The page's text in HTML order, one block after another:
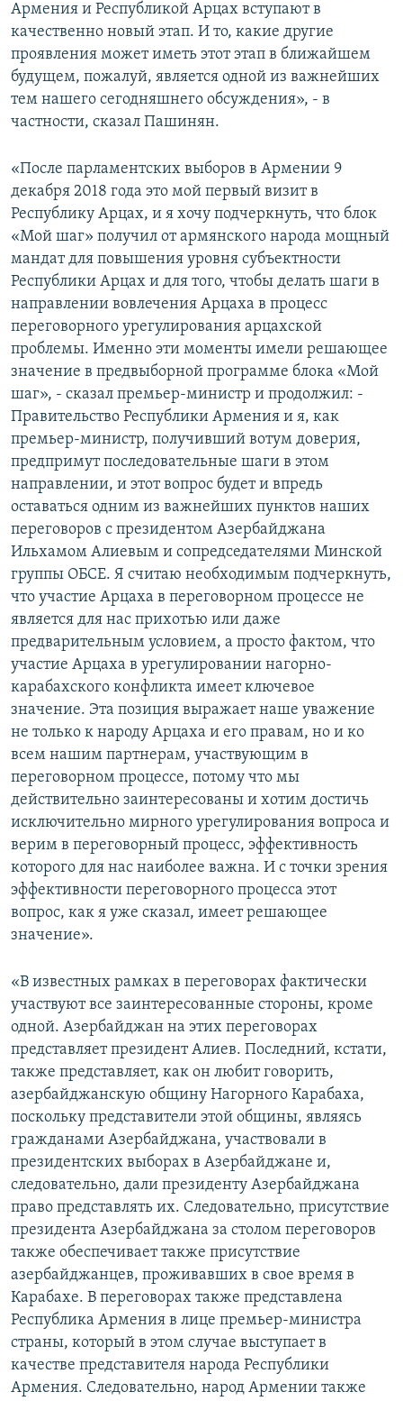
Армения и Республикой Арцах вступают в
качественно новый этап. И то, какие другие
проявления может иметь этот этап в ближайшем
будущем, пожалуй, является одной из важнейших
тем нашего сегодняшнего обсуждения», - в
частности, сказал Пашинян.
«После парламентских выборов в Армении 9
декабря 2018 года это мой первый визит в
Республику Арцах, и я хочу подчеркнуть, что блок
«Мой шаг» получил от армянского народа мощный
мандат для повышения уровня субъектности
Республики Арцах и для того, чтобы делать шаги в
направлении вовлечения Арцаха в процесс
переговорного урегулирования арцахской
проблемы. Именно эти моменты имели решающее
значение в предвыборной программе блока «Мой
шаг», - сказал премьер-министр и продолжил: -
Правительство Республики Армения и я, как
премьер-министр, получивший вотум доверия,
предпримут последовательные шаги в этом
направлении, и этот вопрос будет и впредь
оставаться одним из важнейших пунктов наших
переговоров с президентом Азербайджана
Ильхамом Алиевым и сопредседателями Минской
группы ОБСЕ. Я считаю необходимым подчеркнуть,
что участие Арцаха в переговорном процессе не
является для нас прихотью или даже
предварительным условием, а просто фактом, что
участие Арцаха в урегулировании нагорно-
карабахского конфликта имеет ключевое
значение. Эта позиция выражает наше уважение
не только к народу Арцаха и его правам, но и ко
всем нашим партнерам, участвующим в
переговорном процессе, потому что мы
действительно заинтересованы и хотим достичь
исключительно мирного урегулирования вопроса и
верим в переговорный процесс, эффективность
которого для нас наиболее важна. И с точки зрения
эффективности переговорного процесса этот
вопрос, как я уже сказал, имеет решающее
значение».
«В известных рамках в переговорах фактически
участвуют все заинтересованные стороны, кроме
одной. Азербайджан на этих переговорах
представляет президент Алиев. Последний, кстати,
также представляет, как он любит говорить,
азербайджанскую общину Нагорного Карабаха,
поскольку представители этой общины, являясь
гражданами Азербайджана, участвовали в
президентских выборах в Азербайджане и,
следовательно, дали президенту Азербайджана
право представлять их. Следовательно, присутствие
президента Азербайджана за столом переговоров
также обеспечивает также присутствие
азербайджанцев, проживавших в свое время в
Карабахе. В переговорах также представлена
Республика Армения в лице премьер-министра
страны, который в этом случае выступает в
качестве представителя народа Республики
Армения. Следовательно, народ Армении также